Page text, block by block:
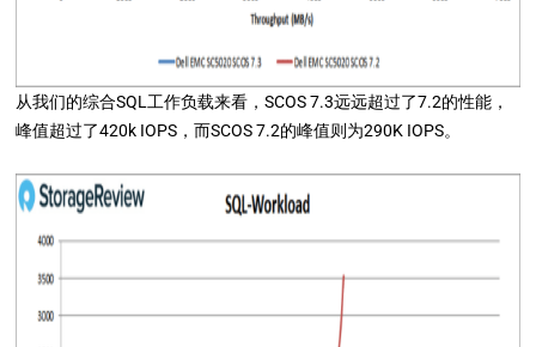
从我们的综合SQL工作负载来看，SCOS 7.3远远超过了7.2的性能，
峰值超过了420k IOPS，而SCOS 7.2的峰值则为290K IOPS。